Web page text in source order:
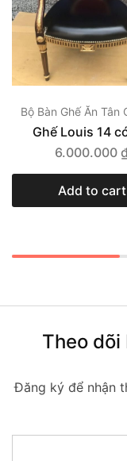
Bộ Bàn Ghế Ăn Tân
Ghế Louis 14
6.000.000
Add to cart
Theo
Đăng ký để nhận